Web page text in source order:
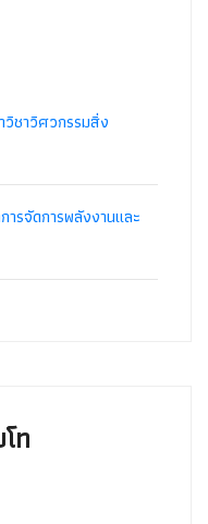
ชาวิศวกรรมสิ่ง
รจัดการพลังงานและ
ท